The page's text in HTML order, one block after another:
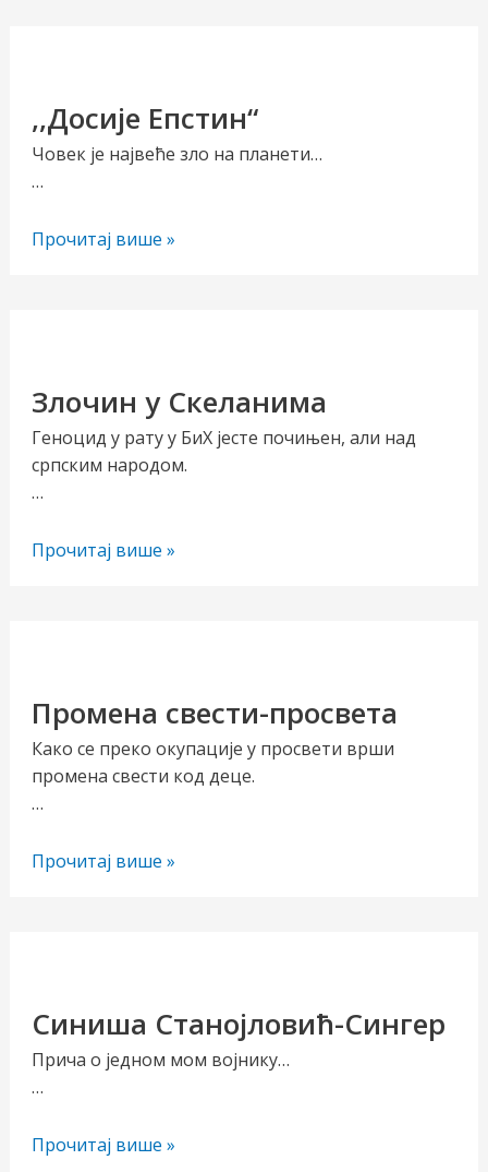
,,Досије Епстин“
Човек је највеће зло на планети…
…
,,Досије
Прочитај више »
Злочин у Скеланима
Геноцид у рату у БиХ јесте почињен, али над
српским народом.
…
Злочин
Прочитај више »
Промена свести-просвета
Како се преко окупације у просвети врши
промена свести код деце.
…
Промена
Прочитај више »
Синиша Станојловић-Сингер
Прича о једном мом војнику…
…
Синиша
Прочитај више »